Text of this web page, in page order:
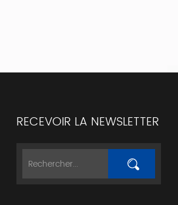
RECEVOIR LA NEWSLETTER